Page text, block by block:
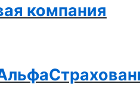
компания